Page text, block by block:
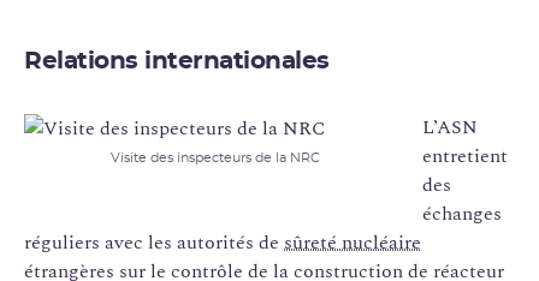
Relations internationales
Visite des inspecteurs de la NRC
L’ASN
entretient
des
échanges
réguliers avec les autorités de sûreté nucléaire
étrangères sur le contrôle de la construction de réacteur